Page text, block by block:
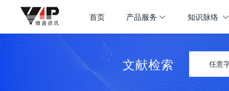
首页 产品服务 知识脉络
文献检索 任意